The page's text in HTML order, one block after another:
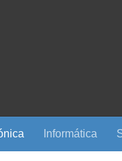
Informática